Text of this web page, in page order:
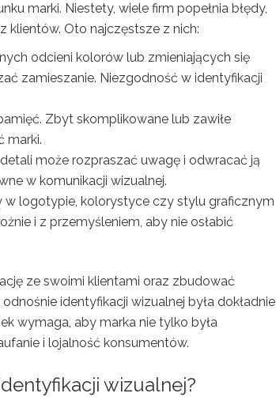
marki. Niestety, wiele firm popełnia błędy,
klientów. Oto najczęstsze z nich:
odcieni kolorów lub zmieniających się
zamieszanie. Niezgodność w identyfikacji
Zbyt skomplikowane lub zawiłe
marki.
może rozpraszać uwagę i odwracać ją
w komunikacji wizualnej.
w logotypie, kolorystyce czy stylu graficznym
i z przemyśleniem, aby nie osłabić
ze swoimi klientami oraz zbudować
identyfikacji wizualnej była dokładnie
wymaga, aby marka nie tylko była
i lojalność konsumentów.
wizualnej?